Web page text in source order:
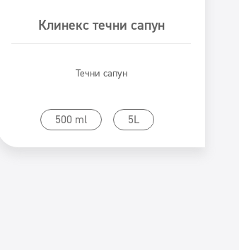
Клинекс течни сапун
Течни сапун
500 ml 5L
Prikaži proizvod